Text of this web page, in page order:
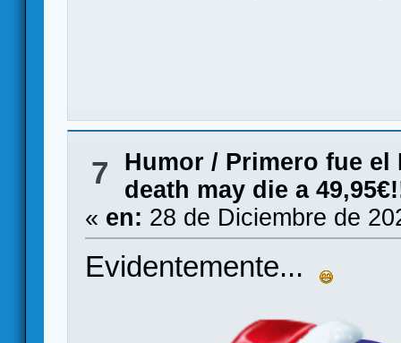
7 Humor / Primero fue el
death may die a
« en: 28 de Diciembre de
Evidentemente...